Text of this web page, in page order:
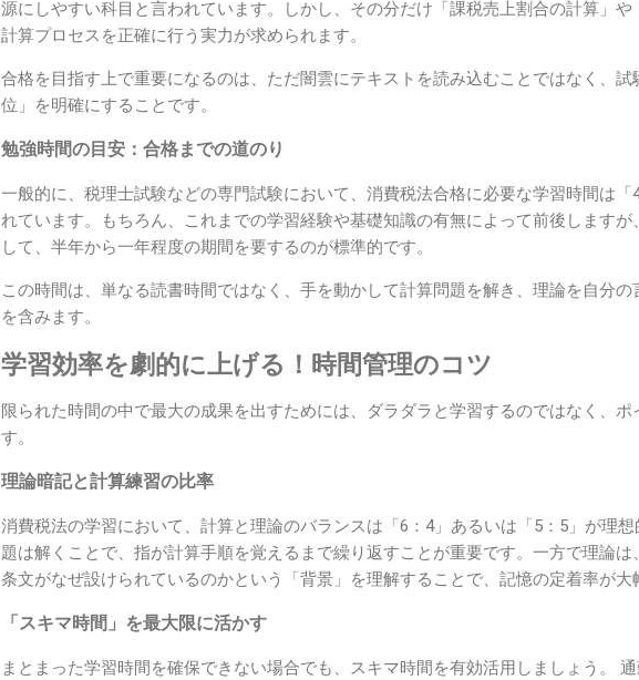
源にしやすい科目と言われています。しかし、その分だけ「課税売上割合の計算」
計算プロセスを正確に行う実力が求められます。
合格を目指す上で重要になるのは、ただ闇雲にテキストを読み込むことではなく、
位」を明確にすることです。
勉強時間の目安：合格までの道のり
一般的に、税理士試験などの専門試験において、消費税法合格に必要な学習時間は
れています。もちろん、これまでの学習経験や基礎知識の有無によって前後しますが
して、半年から一年程度の期間を要するのが標準的です。
この時間は、単なる読書時間ではなく、手を動かして計算問題を解き、理論を自分
を含みます。
学習効率を劇的に上げる！時間管理のコツ
限られた時間の中で最大の成果を出すためには、ダラダラと学習するのではなく、
す。
理論暗記と計算練習の比率
消費税法の学習において、計算と理論のバランスは「6：4」あるいは「5：5」が理
題は解くことで、指が計算手順を覚えるまで繰り返すことが重要です。一方で理論
条文がなぜ設けられているのかという「背景」を理解することで、記憶の定着率が大
「スキマ時間」を最大限に活かす
まとまった学習時間を確保できない場合でも、スキマ時間を有効活用しましょう。